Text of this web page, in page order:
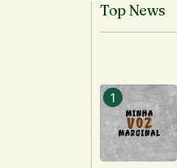
Top News